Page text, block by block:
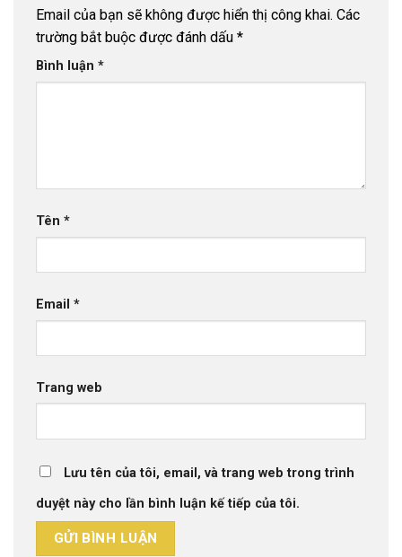
Email của bạn sẽ không được hiển thị công khai. Các
trường bắt buộc được đánh dấu *
Bình luận *
Tên *
Email *
Trang web
Lưu tên của tôi, email, và trang web trong trình
duyệt này cho lần bình luận kế tiếp của tôi.